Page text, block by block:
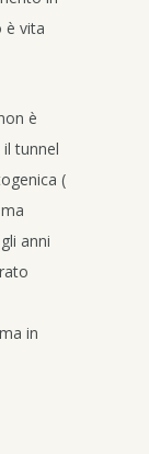
è vita
è
il tunnel
(
anni
in